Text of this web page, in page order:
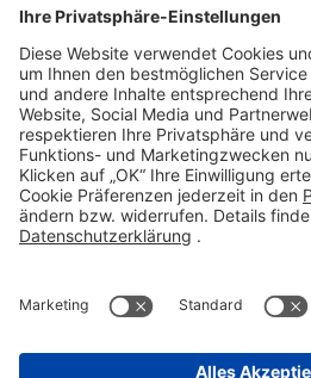
Telefon 06101 603-0
Fax 06101 603-259
info@stada.de
Kontakt
Compliance Reporting Portal ⧉
FOLGEN SIE UNS